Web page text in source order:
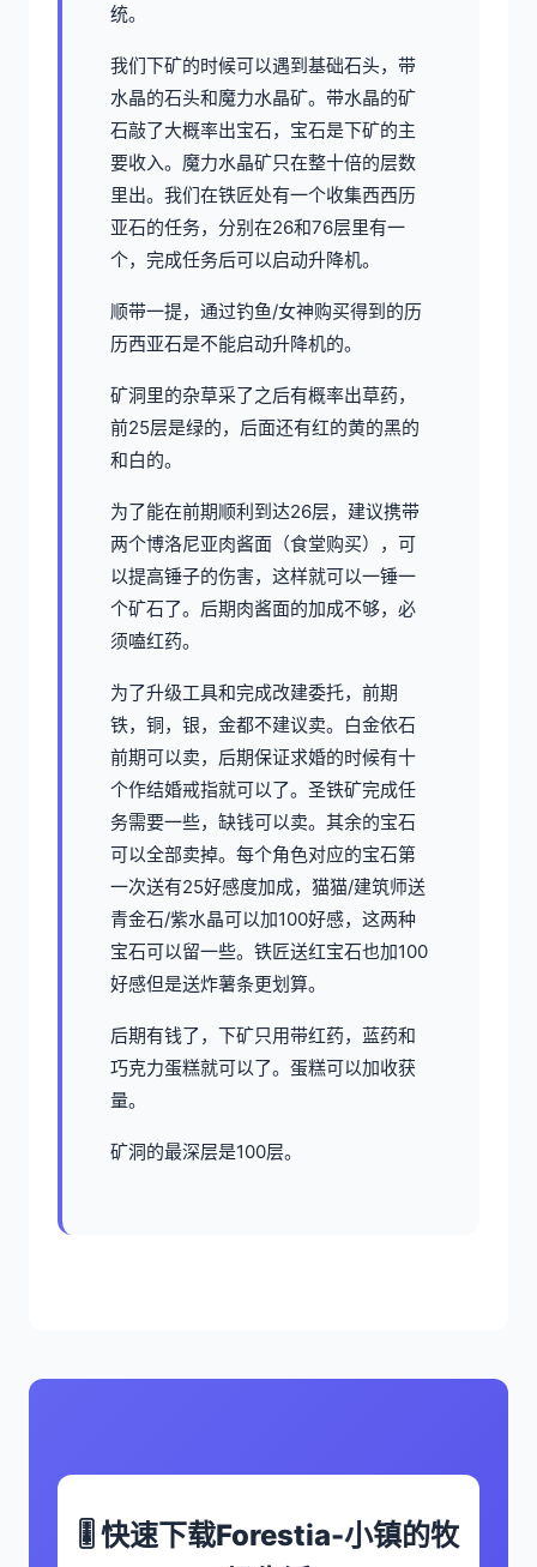
统。
我们下矿的时候可以遇到基础石头，带
水晶的石头和魔力水晶矿。带水晶的矿
石敲了大概率出宝石，宝石是下矿的主
要收入。魔力水晶矿只在整十倍的层数
里出。我们在铁匠处有一个收集西西历
亚石的任务，分别在26和76层里有一
个，完成任务后可以启动升降机。
顺带一提，通过钓鱼/女神购买得到的历
历西亚石是不能启动升降机的。
矿洞里的杂草采了之后有概率出草药，
前25层是绿的，后面还有红的黄的黑的
和白的。
为了能在前期顺利到达26层，建议携带
两个博洛尼亚肉酱面（食堂购买），可
以提高锤子的伤害，这样就可以一锤一
个矿石了。后期肉酱面的加成不够，必
须嗑红药。
为了升级工具和完成改建委托，前期
铁，铜，银，金都不建议卖。白金依石
前期可以卖，后期保证求婚的时候有十
个作结婚戒指就可以了。圣铁矿完成任
务需要一些，缺钱可以卖。其余的宝石
可以全部卖掉。每个角色对应的宝石第
一次送有25好感度加成，猫猫/建筑师送
青金石/紫水晶可以加100好感，这两种
宝石可以留一些。铁匠送红宝石也加100
好感但是送炸薯条更划算。
后期有钱了，下矿只用带红药，蓝药和
巧克力蛋糕就可以了。蛋糕可以加收获
量。
矿洞的最深层是100层。
🎚️ 快速下载Forestia-小镇的牧